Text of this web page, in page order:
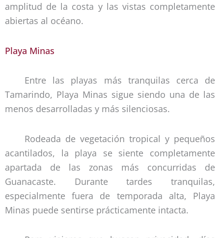
amplitud de la costa y las vistas completamente
abiertas al océano.
Playa Minas
Entre las playas más tranquilas cerca de
Tamarindo, Playa Minas sigue siendo una de las
menos desarrolladas y más silenciosas.
Rodeada de vegetación tropical y pequeños
acantilados, la playa se siente completamente
apartada de las zonas más concurridas de
Guanacaste. Durante tardes tranquilas,
especialmente fuera de temporada alta, Playa
Minas puede sentirse prácticamente intacta.